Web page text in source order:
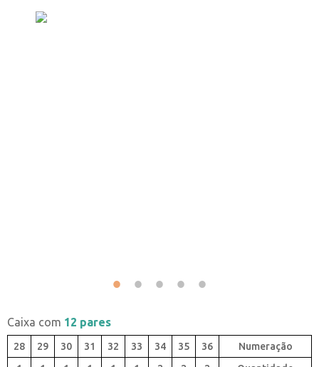
Caixa com 12 pares
28 29 30 31 32 33 34 35
36